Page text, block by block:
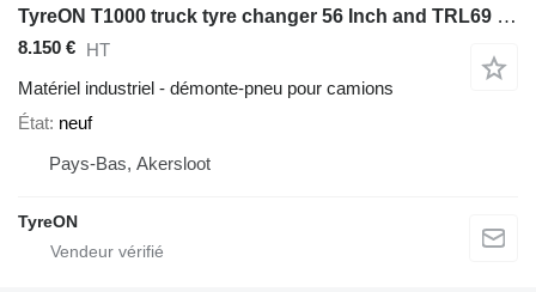
TyreON T1000 truck tyre changer 56 Inch and TRL69 Tubeless mounting hea
8.150 € HT
Matériel industriel - démonte-pneu pour camions
État neuf
Pays-Bas, Akersloot
TyreON